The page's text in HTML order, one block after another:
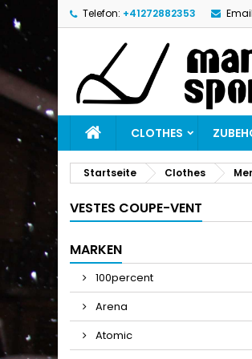
Telefon: +41272882353
CLOTHES
Startseite Clothes
VESTES COUPE-VENT
MARKEN
100percent
Arena
Atomic